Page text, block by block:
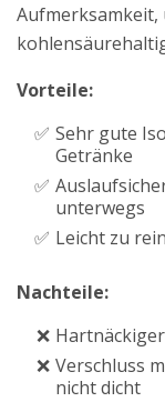
Aufmerksamkeit,
Vorteile:
Sehr gute
Getränke
unterwegs
Leicht zu
Nachteile:
Verschluss
nicht dicht